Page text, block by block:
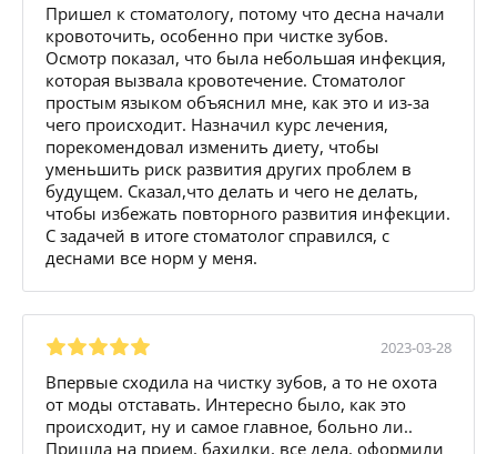
Пришел к стоматологу, потому что десна начали
кровоточить, особенно при чистке зубов.
Осмотр показал, что была небольшая инфекция,
которая вызвала кровотечение. Стоматолог
простым языком объяснил мне, как это и из-за
чего происходит. Назначил курс лечения,
порекомендовал изменить диету, чтобы
уменьшить риск развития других проблем в
будущем. Сказал,что делать и чего не делать,
чтобы избежать повторного развития инфекции.
С задачей в итоге стоматолог справился, с
деснами все норм у меня.
2023-03-28
Впервые сходила на чистку зубов, а то не охота
от моды отставать. Интересно было, как это
происходит, ну и самое главное, больно ли..
Пришла на прием, бахилки, все дела, оформили